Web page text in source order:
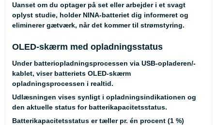
Uanset om du optager på set eller arbejder i et svagt
oplyst studie, holder NINA-batteriet dig informeret og
eliminerer gætværk, når det kommer til strømstyring.
OLED-skærm med opladningsstatus
Under batteriopladningsprocessen via USB-opladeren/-
kablet, viser batteriets OLED-skærm
opladningsprocessen i realtid.
Udlæsningen vises synligt i opladningsindikationen og
den aktuelle status for batterikapacitetsstatus.
Batterikapacitetsstatus er tæller pr. én procent (1 %)